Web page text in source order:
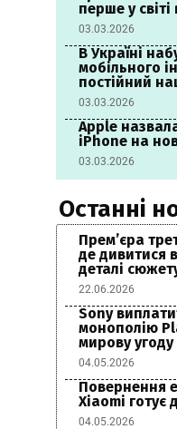
перше у
03.03.2026
В Україні
мобільного
постійний
03.03.2026
Apple
iPhone на
03.03.2026
Останні
Прем’єра
де дивитися
деталі
22.06.2026
Sony
монополію
мирову угоду
04.05.2026
Повернення
Xiaomi готує
04.05.2026